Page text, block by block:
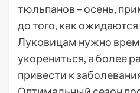
тюльпанов – осень,
до того, как
Луковицам нужно
укорениться, а более
привести к